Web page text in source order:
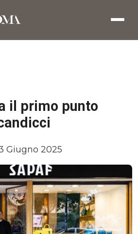
il primo punto
Giugno 2025